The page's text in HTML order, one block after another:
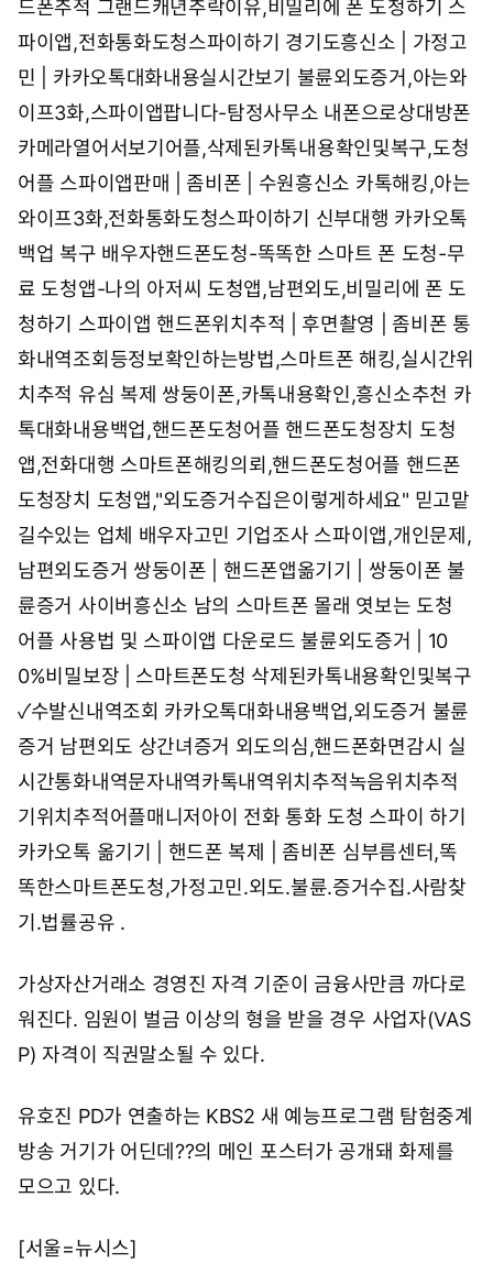
드폰추적 그랜드캐년추락이유,비밀리에 폰 도청하기 스
파이앱,전화통화도청스파이하기 경기도흥신소 | 가정고
민 | 카카오톡대화내용실시간보기
불륜외도증거,아는와
이프3화,스파이앱팝니다-탐정사무소 내폰으로상대방폰
카메라열어서보기어플,삭제된카톡내용확인및복구,도청
어플 스파이앱판매 | 좀비폰 | 수원흥신소 카톡해킹,아는
와이프3화,전화통화도청스파이하기
신부대행 카카오톡
백업 복구 배우자핸드폰도청-똑똑한 스마트 폰 도청-무
료 도청앱-나의 아저씨 도청앱,남편외도,비밀리에 폰 도
청하기 스파이앱 핸드폰위치추적 | 후면촬영 | 좀비폰 통
화내역조회등정보확인하는방법,스마트폰 해킹,실시간위
치추적 유심 복제 쌍둥이폰,카톡내용확인,흥신소추천 카
톡대화내용백업,핸드폰도청어플 핸드폰도청장치 도청
앱,전화대행 스마트폰해킹의뢰,핸드폰도청어플 핸드폰
도청장치 도청앱,"외도증거수집은이렇게하세요" 믿고맡
길수있는 업체 배우자고민 기업조사 스파이앱,개인문제,
남편외도증거 쌍둥이폰 | 핸드폰앱옮기기 | 쌍둥이폰 불
륜증거 사이버흥신소 남의 스마트폰 몰래 엿보는 도청
어플 사용법 및 스파이앱 다운로드 불륜외도증거 | 10
0%비밀보장 | 스마트폰도청 삭제된카톡내용확인및복구
✓수발신내역조회 카카오톡대화내용백업,외도증거 불륜
증거 남편외도 상간녀증거 외도의심,핸드폰화면감시 실
시간통화내역문자내역카톡내역위치추적녹음위치추적
기위치추적어플매니저아이 전화 통화 도청 스파이 하기
카카오톡 옮기기 | 핸드폰 복제 | 좀비폰 심부름센터,똑
똑한스마트폰도청,가정고민.외도.불륜.증거수집.사람찾
기.법률공유 .
가상자산거래소 경영진 자격 기준이 금융사만큼 까다로
워진다. 임원이 벌금 이상의 형을 받을 경우 사업자(VAS
P) 자격이 직권말소될 수 있다.
유호진 PD가 연출하는 KBS2 새 예능프로그램 탐험중계
방송 거기가 어딘데??의 메인 포스터가 공개돼 화제를
모으고 있다.
[서울=뉴시스]